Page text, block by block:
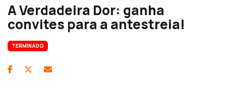
A Verdadeira Dor: ganha
convites para a antestreia!
TERMINADO